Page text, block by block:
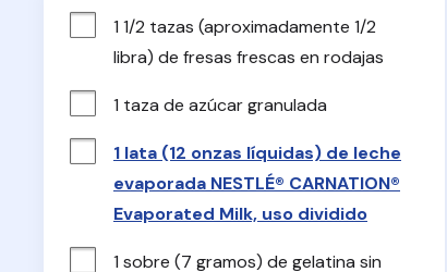
1 1/2 tazas (aproximadamente 1/2
libra) de fresas frescas en rodajas
1 taza de azúcar granulada
1 lata (12 onzas líquidas) de leche
evaporada NESTLÉ® CARNATION®
Evaporated Milk, uso dividido
1 sobre (7 gramos) de gelatina sin